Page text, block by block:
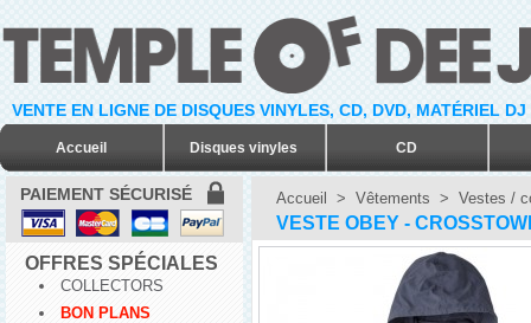
VENTE EN LIGNE DE DISQUES VINYLES, CD, DVD, MATÉRIEL
Accueil Disques vinyles CD
PAIEMENT SÉCURISÉ
OFFRES SPÉCIALES
COLLECTORS
BON PLANS
Accueil > Vêtements > Vestes /
VESTE OBEY -